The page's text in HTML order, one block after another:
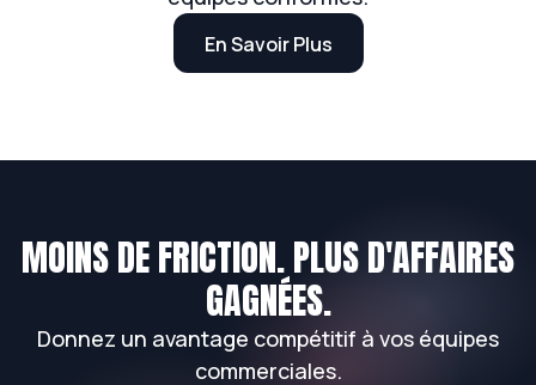
En Savoir Plus
MOINS DE FRICTION. PLUS D'AFFAIRES
GAGNÉES.
Donnez un avantage compétitif à vos équipes
commerciales.